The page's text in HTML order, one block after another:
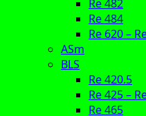
Re 482
Re 484
Re 620 –
ASm
BLS
Re 420.5
Re 425 –
Re 465